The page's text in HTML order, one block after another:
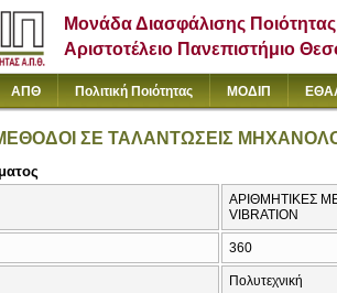
Μονάδα Διασφάλισης Ποιότητας
Αριστοτέλειο Πανεπιστήμιο
ΑΠΘ Πολιτική Ποιότητας ΜΟΔΙΠ
ΣΕ ΤΑΛΑΝΤΩΣΕΙΣ
ΑΡΙΘΜΗΤΙΚΕΣ
VIBRATION
360
Πολυτεχνική